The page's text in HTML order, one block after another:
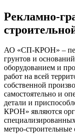
Рекламно-
АО «СП-КРОН» –
грунтов и
оборудованием и
работ на всей
собственной
самостоятельно и
детали и
КРОН» являются
метро-строительные